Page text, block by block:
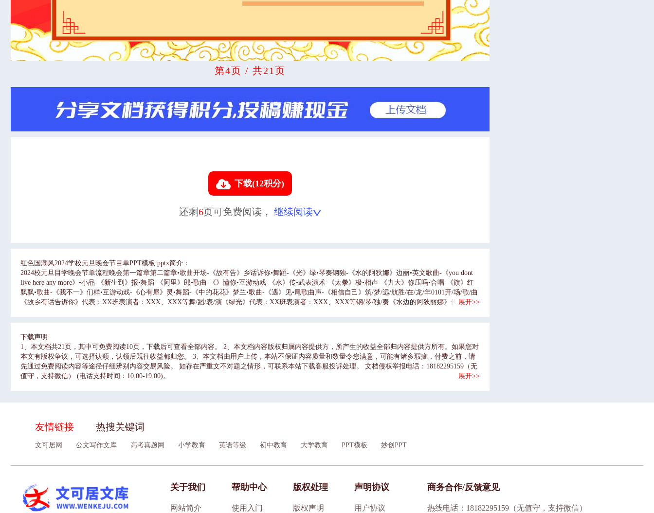
第4页 / 共21页
下载(12积分)
还剩6页可免费阅读， 继续阅读
红色国潮风2024学校元旦晚会节目单PPT模板.pptx简介：
2024校元旦目学晚会节单流程晚会第一篇章第二篇章•歌曲开场-《故有告》乡话诉你•舞蹈-《光》绿•琴奏钢独-《水的阿狄娜》边丽•英文歌曲-《you dont
live here any more》•小品-《新生到》报•舞蹈-《阿里》郎•歌曲-《》懂你•互游动戏-《水》传•武表演术-《太拳》极•相声-《力大》你压吗•合唱-《旗》红
飘飘•歌曲-《我不一》们样•互游动戏-《心有犀》灵•舞蹈-《中的花花》梦兰•歌曲-《遇》见•尾歌曲声-《相信自己》筑/梦/远/航胜/在/龙/年0101开/场/歌/曲
《故乡有话告诉你》代表：XX班表演者：XXX、XXX等舞/蹈/表/演《绿光》代表：XX班表演者：XXX、XXX等钢/琴/独/奏《水边的阿狄丽娜》代表：
开哪组筑/梦/远/航胜/在/龙/年0202武/术/表/演《太极拳》代表：XX班表演者：XXX、XXX等相/声/表/演《你压力大吗》十人分，每人嘴里杯子，个两组叼
个纸主持人每第一人倒同多的水，给组个样然后，不能用手，只能用嘴，最好是传男女搭配着坐，看最后剩得多。开哪组歌/曲/合/唱《红旗飘飘》代表：
XX班表演者：XXX、XXX等歌/曲/表/演《我们不一样》十人分，每人嘴里杯子，个两组叼个纸主持人每第一人倒同多的水，给组个样然后，不能用手，
只能用嘴，最好是传男女搭配着坐，看最后剩得多。开哪组互/动/小/游/戏《心有灵犀》游戏规则：八代表依次上，每人。一人比一人猜。个队场队两个划
个1猜程中，不出中包含的任何字，否作，词过许说词条则该词条废根据度，有三次放弃的机。词条难选择会2以猜中的多少，取前四。词条个队获奖3舞/
展开>>
下载声明:
1、本文档共21页，其中可免费阅读10页，下载后可查看全部内容。 2、本文档内容版权归属内容提供方，所产生的收益全部归内容提供方所有。如果您对
本文有版权争议，可选择认领，认领后既往收益都归您。 3、本文档由用户上传，本站不保证内容质量和数量令您满意，可能有诸多瑕疵，付费之前，请
先通过免费阅读内容等途径仔细辨别内容交易风险。 如存在严重文不对题之情形，可联系本站下载客服投诉处理。 文档侵权举报电话：18182295159（无
值守，支持微信） (电话支持时间：10:00-19:00)。
展开>>
友情链接 热搜关键词
文可居网 公文写作文库 高考真题网 小学教育 英语等级 初中教育 大学教育 PPT模板 妙创PPT
关于我们
网站简介
帮助中心
使用入门
版权处理
版权声明
声明协议
用户协议
商务合作/反馈意见
热线电话：18182295159（无值守，支持微信）